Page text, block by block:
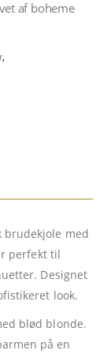
af boheme
,
brudekjole med
perfekt til
Designet
look.
blød blonde.
på en